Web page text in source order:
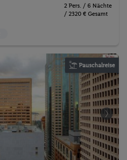
2 Pers. / 6 Nächte
/ 2320 € Gesamt
Pauschalreise